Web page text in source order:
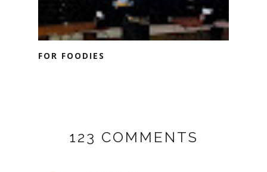
FOR FOODIES
123 COMMENTS